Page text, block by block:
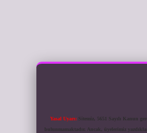
Yasal Uyarı: Sitemiz, 5651 Sayılı Kanun
bulunmamaktadır. Ancak, üyelerimiz